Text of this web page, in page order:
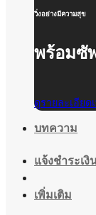
วิ่งอย่างมีความสุข
พร้อมซั
ดูรายละเอียด
บทความ
แจ้งชำระเงิ
เพิ่มเติม